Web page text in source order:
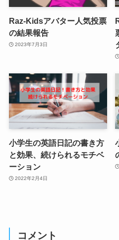
Raz-Kidsアバター人気投票
の結果報告
2023年7月3日
小学生の英語日記の書き方
と効果、続けられるモチベ
ーション
2022年2月4日
コメント